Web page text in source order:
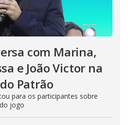
com Marina,
e João Victor na
Patrão
para os participantes sobre
jogo